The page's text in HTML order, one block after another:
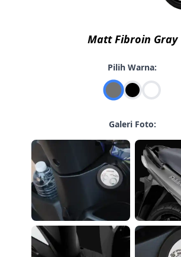
Matt Fibroin Gray
Pilih Warna:
Galeri Foto: